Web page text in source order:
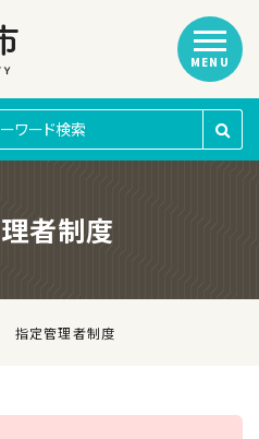
MENU
者制度
指定管理者制度